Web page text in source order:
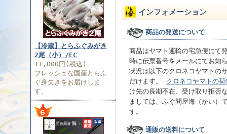
【冷蔵】とらふぐみがき
2尾（小）/EC
11,000円(税込)
フレッシュな国産とらふ
ぐ身欠きをお届けしま
す。
インフォメーション
商品の発送について
商品はヤマト運輸の宅急便にて
時に伝票番号をメールにてお知
状況は以下のクロネコヤマトの
だけます。 クロネコヤマトの
け先の長期不在、受け取り拒否
ましては、ふぐ問屋海（かい）
す。
通販の送料について